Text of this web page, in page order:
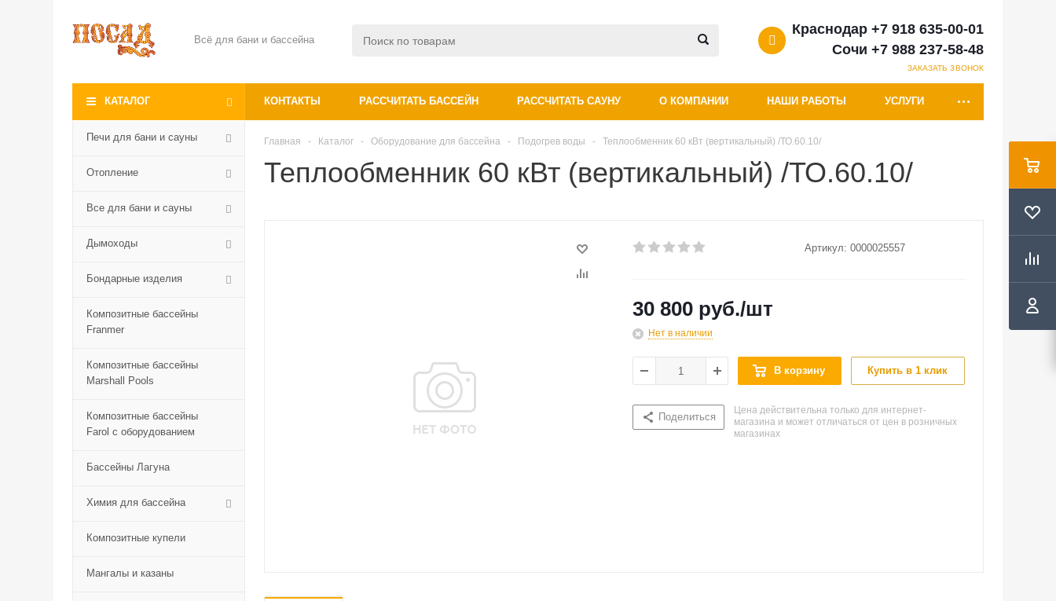
Всё для бани и бассейна
Краснодар +7 918 635-00-01
Сочи +7 988 237-58-48
ЗАКАЗАТЬ ЗВОНОК
КАТАЛОГ КОНТАКТЫ РАССЧИТАТЬ БАССЕЙН РАССЧИТАТЬ САУНУ О КОМПАНИИ НАШИ РАБОТЫ УСЛУГИ
Печи для бани и сауны
Отопление
Все для бани и сауны
Дымоходы
Бондарные изделия
Композитные бассейны
Franmer
Композитные бассейны
Marshall Pools
Композитные бассейны
Farol с оборудованием
Бассейны Лагуна
Химия для бассейна
Композитные купели
Мангалы и казаны
Главная - Каталог - Оборудование для бассейна - Подогрев воды - Теплообменник 60 кВт (вертикальный) /ТО.60.10/
Теплообменник 60 кВт (вертикальный) /ТО.60.10/
Артикул: 0000025557
30 800 руб./шт
Нет в наличии
В корзину Купить в 1 клик
Поделиться
Цена действительна только для интернет-
магазина и может отличаться от цен в розничных
магазинах